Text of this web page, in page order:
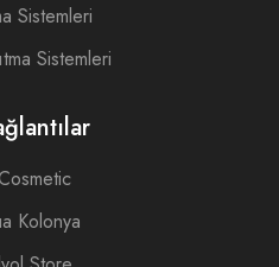
Sistemleri
Sistemleri
Kolonya